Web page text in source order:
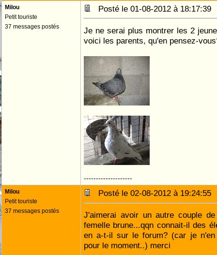
Milou
Petit touriste
37 messages postés
Posté le 01-08-2012 à
Je ne serai plus montrer les 2
voici les parents, qu'en pensez-
--------------------
Milou
Petit touriste
37 messages postés
Posté le 02-08-2012 à
J'aimerai avoir un autre couple
femelle brune...qqn connait-il des
en a-t-il sur le forum? (car je
pour le moment..) merci